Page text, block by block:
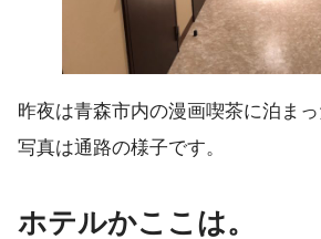
昨夜は青森市内の漫画喫茶に泊ま
写真は通路の様子です。
ホテルかここは。